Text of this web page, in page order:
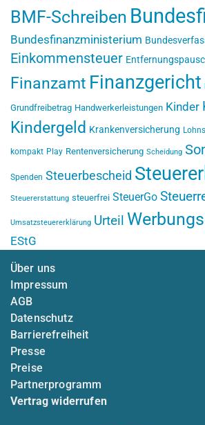
BMF-Schreiben
Bundesfinanzministerium
Einkommensteuer
Finanzamt Finanzgericht
Grundfreibetrag Handwerkerleistungen Kinder
Kindergeld Krankenversicherung
kompakt Play Rentenversicherung Scheidung
Spenden Steuerbescheid
Steuererstattung steuerfrei SteuerGo
Umsatzsteuererklärung Urteil
EStG
Über uns
Impressum
AGB
Datenschutz
Barrierefreiheit
Presse
Preise
Partnerprogramm
Vertrag widerrufen